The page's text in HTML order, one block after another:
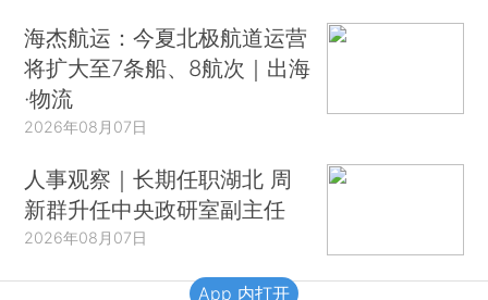
海杰航运：今夏北极航道运营
将扩大至7条船、8航次｜出海
·物流
2026年08月07日
人事观察｜长期任职湖北 周
新群升任中央政研室副主任
2026年08月07日
App 内打开